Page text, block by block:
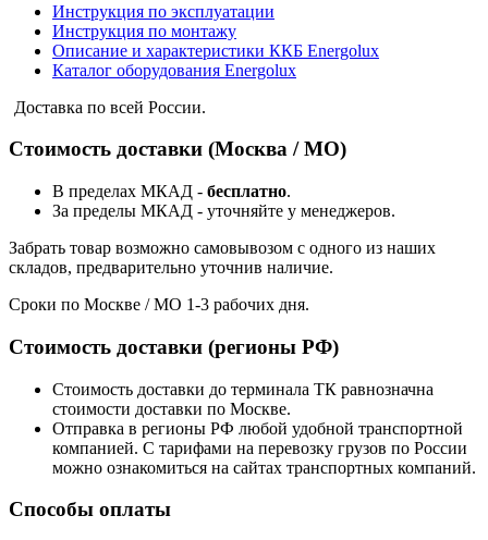
Инструкция по эксплуатации
Инструкция по монтажу
Описание и характеристики ККБ Energolux
Каталог оборудования Energolux
Доставка по всей России.
Стоимость доставки (Москва / МО)
В пределах МКАД - бесплатно.
За пределы МКАД - уточняйте у менеджеров.
Забрать товар возможно самовывозом с одного из наших
складов, предварительно уточнив наличие.
Сроки по Москве / МО 1-3 рабочих дня.
Стоимость доставки (регионы РФ)
Стоимость доставки до терминала ТК равнозначна
стоимости доставки по Москве.
Отправка в регионы РФ любой удобной транспортной
компанией. С тарифами на перевозку грузов по России
можно ознакомиться на сайтах транспортных компаний.
Способы оплаты